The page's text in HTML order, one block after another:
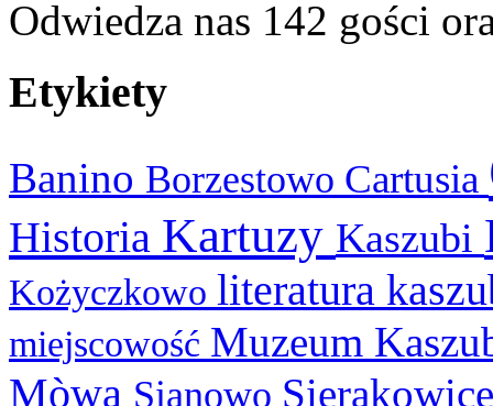
Odwiedza nas 142 gości
Etykiety
Banino Borzestowo Cartusia
Historia Kartuzy Kaszubi
Kożyczkowo literatura
miejscowość Muzeum
Mòwa Sianowo